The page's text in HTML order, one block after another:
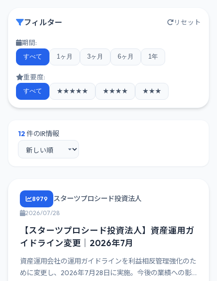
フィルター リセット
期間:
すべて 1ヶ月 3ヶ月 6ヶ月 1年
重要度:
すべて ★★★★★ ★★★★ ★★★
12 件のIR情報
8979 スターツプロシード投資法人
2026/07/28
【スターツプロシード投資法人】資産運用ガ
イドライン変更｜2026年7月
資産運用会社の運用ガイドラインを利益相反管理強化のた
めに変更し、2026年7月28日に実施。今後の業績への影